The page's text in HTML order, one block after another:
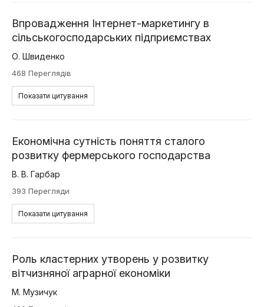
Впровадження Інтернет-маркетингу в
сільськогосподарських підприємствах
О. Швиденко
468 Переглядів
Показати цитування
Економічна сутність поняття сталого
розвитку фермерського господарства
В. В. Гарбар
393 Перегляди
Показати цитування
Роль кластерних утворень у розвитку
вітчизняної аграрної економіки
М. Музичук